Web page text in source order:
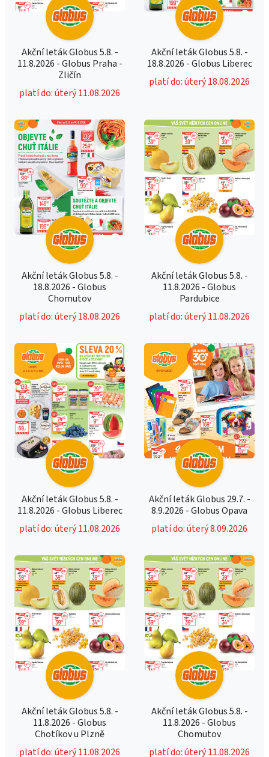
Akční leták Globus 5.8. -
11.8.2026 - Globus Praha -
Zličín
platí do: úterý 11.08.2026
Akční leták Globus 5.8. -
18.8.2026 - Globus Liberec
platí do: úterý 18.08.2026
Akční leták Globus 5.8. -
18.8.2026 - Globus
Chomutov
platí do: úterý 18.08.2026
Akční leták Globus 5.8. -
11.8.2026 - Globus
Pardubice
platí do: úterý 11.08.2026
Akční leták Globus 5.8. -
11.8.2026 - Globus Liberec
platí do: úterý 11.08.2026
Akční leták Globus 29.7. -
8.9.2026 - Globus Opava
platí do: úterý 8.09.2026
Akční leták Globus 5.8. -
11.8.2026 - Globus
Chotíkov u Plzně
platí do: úterý 11.08.2026
Akční leták Globus 5.8. -
11.8.2026 - Globus
Chomutov
platí do: úterý 11.08.2026